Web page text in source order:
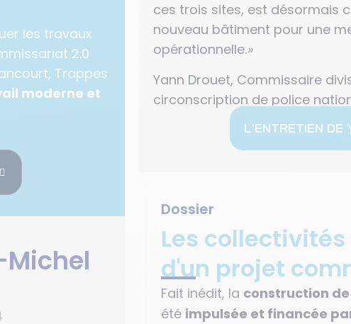
les travaux
2.0
Trappes
moderne et
ces trois sites, est désormais
nouveau bâtiment pour une
opérationnelle.»
Yann Drouet, Commissaire
circonscription de police
L'ENTRETIEN DE
Dossier
Les
d'un projet
Fait inédit, la construction de
été impulsée et financée